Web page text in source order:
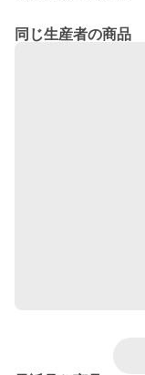
同じ生産者の商品